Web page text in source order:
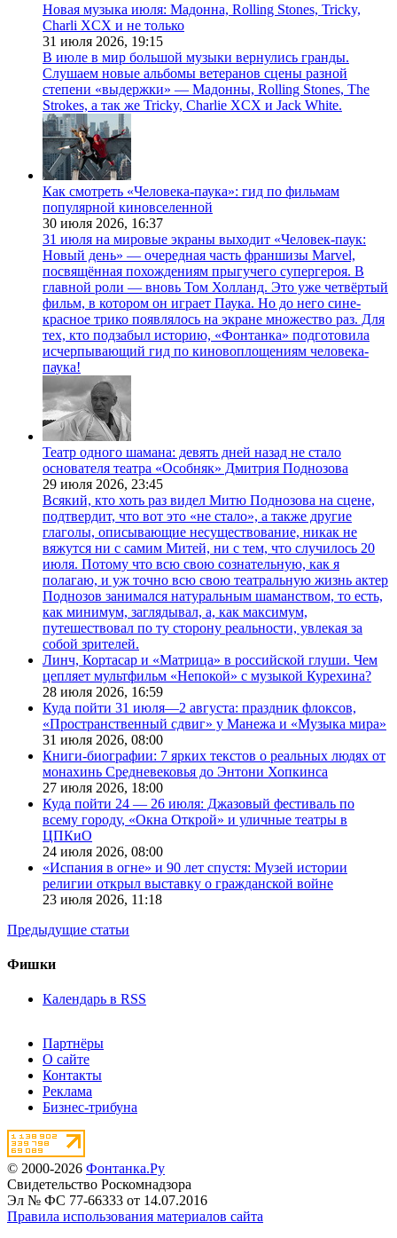
Новая музыка июля: Мадонна, Rolling Stones, Tricky,
Charli XCX и не только
31 июля 2026, 19:15
В июле в мир большой музыки вернулись гранды.
Слушаем новые альбомы ветеранов сцены разной
степени «выдержки» — Мадонны, Rolling Stones, The
Strokes, а так же Tricky, Charlie XCX и Jack White.
Как смотреть «Человека-паука»: гид по фильмам
популярной киновселенной
30 июля 2026, 16:37
31 июля на мировые экраны выходит «Человек-паук:
Новый день» — очередная часть франшизы Marvel,
посвящённая похождениям прыгучего супергероя. В
главной роли — вновь Том Холланд. Это уже четвёртый
фильм, в котором он играет Паука. Но до него сине-
красное трико появлялось на экране множество раз. Для
тех, кто подзабыл историю, «Фонтанка» подготовила
исчерпывающий гид по киновоплощениям человека-
паука!
Театр одного шамана: девять дней назад не стало
основателя театра «Особняк» Дмитрия Поднозова
29 июля 2026, 23:45
Всякий, кто хоть раз видел Митю Поднозова на сцене,
подтвердит, что вот это «не стало», а также другие
глаголы, описывающие несуществование, никак не
вяжутся ни с самим Митей, ни с тем, что случилось 20
июля. Потому что всю свою сознательную, как я
полагаю, и уж точно всю свою театральную жизнь актер
Поднозов занимался натуральным шаманством, то есть,
как минимум, заглядывал, а, как максимум,
путешествовал по ту сторону реальности, увлекая за
собой зрителей.
Линч, Кортасар и «Матрица» в российской глуши. Чем
цепляет мультфильм «Непокой» с музыкой Курехина?
28 июля 2026, 16:59
Куда пойти 31 июля—2 августа: праздник флоксов,
«Пространственный сдвиг» у Манежа и «Музыка мира»
31 июля 2026, 08:00
Книги-биографии: 7 ярких текстов о реальных людях от
монахинь Средневековья до Энтони Хопкинса
27 июля 2026, 18:00
Куда пойти 24 — 26 июля: Джазовый фестиваль по
всему городу, «Окна Открой» и уличные театры в
ЦПКиО
24 июля 2026, 08:00
«Испания в огне» и 90 лет спустя: Музей истории
религии открыл выставку о гражданской войне
23 июля 2026, 11:18
Предыдущие статьи
Фишки
Календарь в RSS
Партнёры
О сайте
Контакты
Реклама
Бизнес-трибуна
© 2000-2026 Фонтанка.Ру
Свидетельство Роскомнадзора
Эл № ФС 77-66333 от 14.07.2016
Правила использования материалов сайта